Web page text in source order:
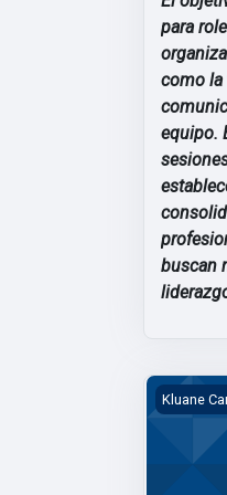
para
como la
equipo.
buscan
HR
Kluane